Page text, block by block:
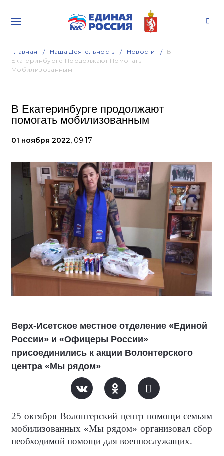
Главная Наша Деятельность Новости
В
Екатеринбурге Продолжают Помогать
Мобилизованным
В Екатеринбурге продолжают
помогать мобилизованным
01 ноября 2022, 09:17
Верх-Исетское местное отделение «Единой
России» и «Офицеры России»
присоединились к акции Волонтерского
центра «Мы рядом»
25 октября Волонтерский центр помощи семьям
мобилизованных «Мы рядом» организовал сбор
необходимой помощи для военнослужащих.